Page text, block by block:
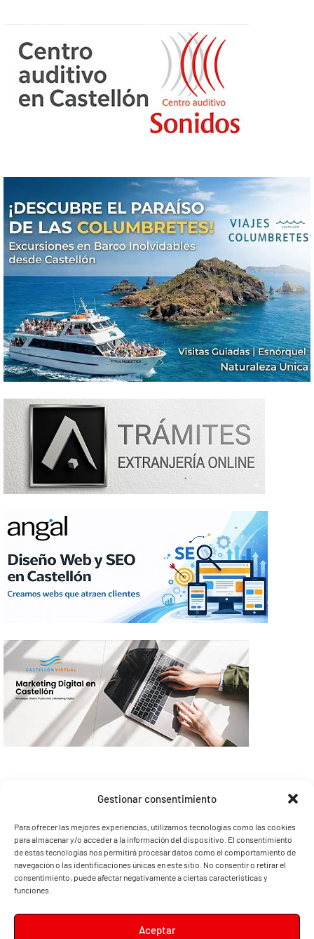
Gestionar consentimiento
Para ofrecer las mejores experiencias, utilizamos tecnologías como las cookies
para almacenar y/o acceder a la información del dispositivo. El consentimiento
de estas tecnologías nos permitirá procesar datos como el comportamiento de
navegación o las identificaciones únicas en este sitio. No consentir o retirar el
consentimiento, puede afectar negativamente a ciertas características y
funciones.
Aceptar